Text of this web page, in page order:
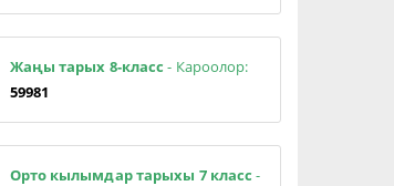
Жаңы тарых 8-класс - Кароолор:
59981
Орто кылымдар тарыхы 7 класс-